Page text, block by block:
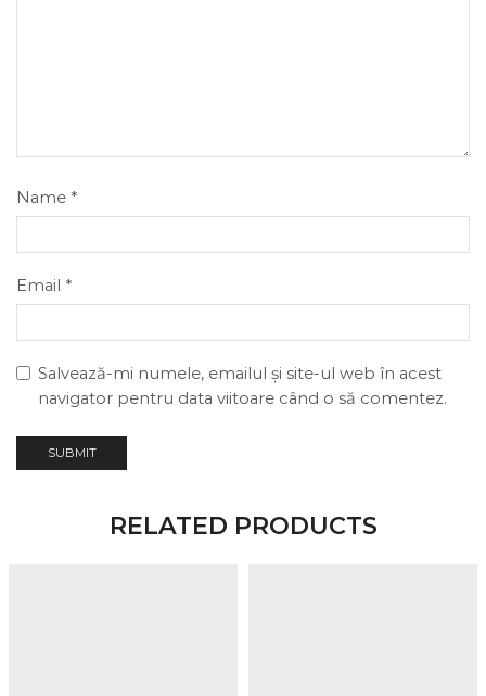
Name *
Email *
Salvează-mi numele, emailul și site-ul web în acest
navigator pentru data viitoare când o să comentez.
RELATED PRODUCTS